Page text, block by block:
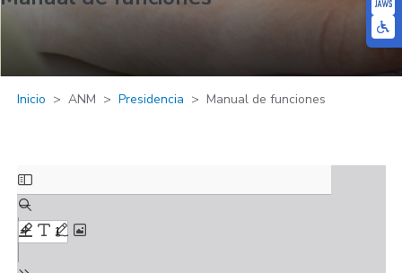
Inicio ANM Presidencia Manual de funciones